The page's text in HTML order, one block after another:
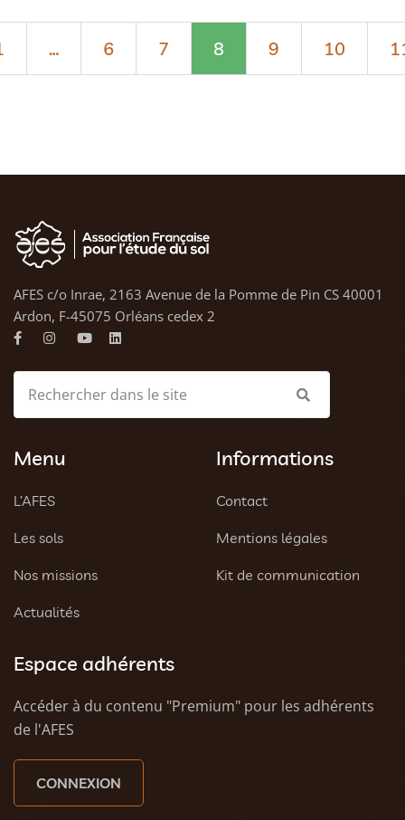
… 6 7 8 9 10
AFES c/o Inrae, 2163 Avenue de la Pomme de Pin CS 40001
Ardon, F-45075 Orléans cedex 2
Menu
L’AFES
Les sols
Nos missions
Actualités
Informations
Contact
Mentions légales
Kit de communication
Espace adhérents
Accéder à du contenu "Premium" pour les adhérents
de l'AFES
CONNEXION